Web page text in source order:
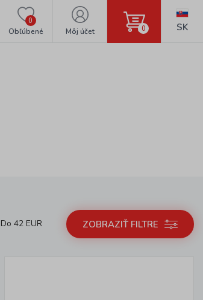
Obľúbené
0
Môj účet 0 SK
Do 42 EUR ZOBRAZIŤ FILTRE